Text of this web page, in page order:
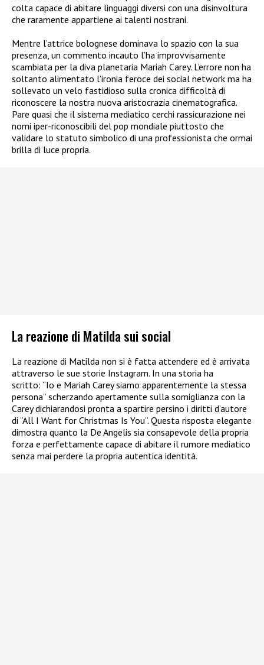
colta capace di abitare linguaggi diversi con una disinvoltura
che raramente appartiene ai talenti nostrani.
Mentre l’attrice bolognese dominava lo spazio con la sua
presenza, un commento incauto l’ha improvvisamente
scambiata per la diva planetaria Mariah Carey. L’errore non ha
soltanto alimentato l’ironia feroce dei social network ma ha
sollevato un velo fastidioso sulla cronica difficoltà di
riconoscere la nostra nuova aristocrazia cinematografica.
Pare quasi che il sistema mediatico cerchi rassicurazione nei
nomi iper-riconoscibili del pop mondiale piuttosto che
validare lo statuto simbolico di una professionista che ormai
brilla di luce propria.
La reazione di Matilda sui social
La reazione di Matilda non si è fatta attendere ed è arrivata
attraverso le sue storie Instagram. In una storia ha
scritto: “Io e Mariah Carey siamo apparentemente la stessa
persona” scherzando apertamente sulla somiglianza con la
Carey dichiarandosi pronta a spartire persino i diritti d’autore
di “All I Want for Christmas Is You”. Questa risposta elegante
dimostra quanto la De Angelis sia consapevole della propria
forza e perfettamente capace di abitare il rumore mediatico
senza mai perdere la propria autentica identità.